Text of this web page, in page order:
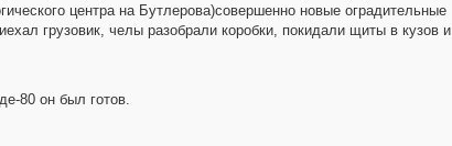
центра на Бутлерова)совершенно новые оградительные
грузовик, челы разобрали коробки, покидали щиты в кузов и
80 он был готов.